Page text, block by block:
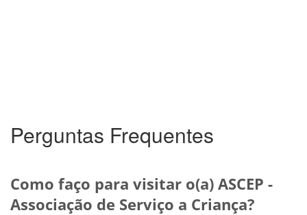
Perguntas Frequentes
Como faço para visitar o(a) ASCEP -
Associação de Serviço a Criança?